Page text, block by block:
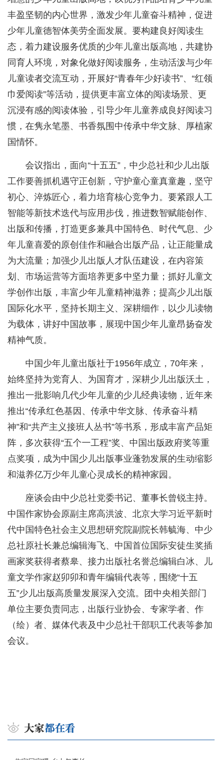
丰盈坚韧的内心世界，激发少年儿童奋斗精神，促进
少年儿童德智体美劳全面发展。要构建良好阅读生
态，着力建设服务优质的少年儿童出版高地，共建协
同育人环境，对象化做好阅读服务，生动活泼与少年
儿童读者交流互动，开展好“青春年少好读书”、“红领
巾爱阅读”等活动，提供更丰富立体的阅读场景、更
沉浸有感的阅读体验，引导少年儿童养成良好阅读习
惯，在隽永笔墨、书香氛围中传承中华文脉、厚植家
国情怀。
会议指出，面向“十五五”，中少总社和少儿出版
工作要善抓机遇守正创新，守护童心童真童趣，坚守
初心、淬炼匠心，着力培育核心竞争力。要紧跟人工
智能等新技术迭代与应用步伐，推进数智赋能创作、
出版和传播，打造更多兼具中国特色、时代气息、少
年儿童喜爱的原创佳作和融合出版产品，让正能量成
为大流量；加强少儿出版人才队伍建设，在内容策
划、市场运营等方面培养更多中坚力量；抓好儿童文
学创作出版，丰富少年儿童精神滋养；提高少儿出版
国际化水平，坚持长期主义、深耕细作，以少儿读物
为载体，讲好中国故事，展现中国少年儿童昂扬奋发
精神气质。
中国少年儿童出版社于1956年成立，70年来，
始终坚持为党育人、为国育才，深耕少儿出版沃土，
推出一批影响几代少年儿童的少儿经典读物，近年来
推出“传承红色基因、传承中华文脉、传承奋斗精
神”和“共产主义接班人丛书”等书系，形成丰富产品矩
阵，多次获得“五个一工程”奖、中国出版政府奖等重
点奖项，成为中国少儿出版事业蓬勃发展的生动缩影
和滋养亿万少年儿童心灵成长的精神家园。
座谈会由中少总社党委书记、董事长曾锐主持。
中国作家协会原副主席高洪波、北京大学习近平新时
代中国特色社会主义思想研究院副院长韩毓海、中少
总社原社长兼总编辑海飞、中国首位国际安徒生奖插
画家奖获得者蔡皋、接力出版社名誉总编辑白冰、儿
童文学作家赵卯卯和青年编辑代表等，围绕“十五
五”少儿出版高质量发展深入交流。团中央相关部门
单位主要负责同志，出版行业协会、专家学者、作
（绘）者、媒体代表及中少总社干部职工代表等参加
会议。